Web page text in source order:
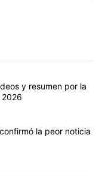
en los
Azul 2-3 Atlante:
y resumen por la
revés para Cruz Azul:
la peor noticia